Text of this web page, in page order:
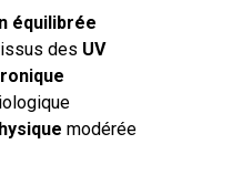
équilibrée
des UV
modérée